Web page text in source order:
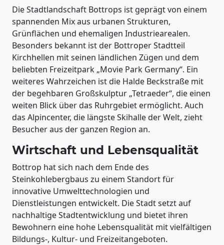
Die Stadtlandschaft Bottrops ist geprägt von einem
spannenden Mix aus urbanen Strukturen,
Grünflächen und ehemaligen Industriearealen.
Besonders bekannt ist der Bottroper Stadtteil
Kirchhellen mit seinen ländlichen Zügen und dem
beliebten Freizeitpark „Movie Park Germany“. Ein
weiteres Wahrzeichen ist die Halde Beckstraße mit
der begehbaren Großskulptur „Tetraeder“, die einen
weiten Blick über das Ruhrgebiet ermöglicht. Auch
das Alpincenter, die längste Skihalle der Welt, zieht
Besucher aus der ganzen Region an.
Wirtschaft und Lebensqualität
Bottrop hat sich nach dem Ende des
Steinkohlebergbaus zu einem Standort für
innovative Umwelttechnologien und
Dienstleistungen entwickelt. Die Stadt setzt auf
nachhaltige Stadtentwicklung und bietet ihren
Bewohnern eine hohe Lebensqualität mit vielfältigen
Bildungs-, Kultur- und Freizeitangeboten.